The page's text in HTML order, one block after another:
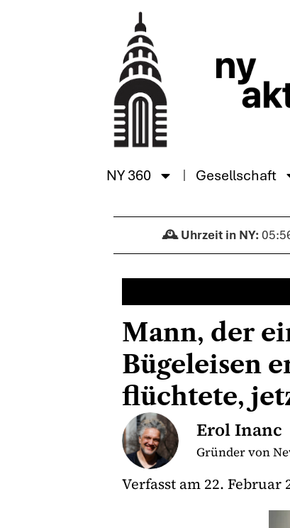
NY 360 Gesellschaft
Mann, der
Bügeleisen
flüchtete,
Erol Inanc
Gründer von
Verfasst am 22. Februar